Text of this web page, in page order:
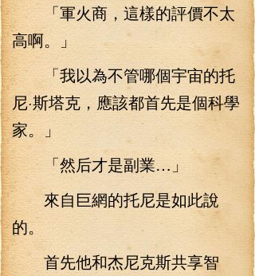
「軍火商，這樣的評價不太
高啊。」
「我以為不管哪個宇宙的托
尼·斯塔克，應該都首先是個科學
家。」
「然后才是副業…」
來自巨網的托尼是如此說
的。
首先他和杰尼克斯共享智